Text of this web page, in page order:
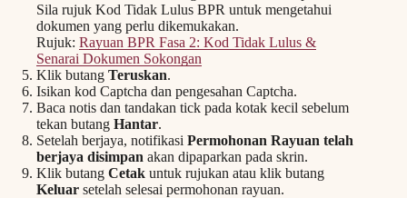
Sila rujuk Kod Tidak Lulus BPR untuk mengetahui
dokumen yang perlu dikemukakan.
Rujuk: Rayuan BPR Fasa 2: Kod Tidak Lulus &
Senarai Dokumen Sokongan
Klik butang Teruskan.
Isikan kod Captcha dan pengesahan Captcha.
Baca notis dan tandakan tick pada kotak kecil sebelum
tekan butang Hantar.
Setelah berjaya, notifikasi Permohonan Rayuan telah
berjaya disimpan akan dipaparkan pada skrin.
Klik butang Cetak untuk rujukan atau klik butang
Keluar setelah selesai permohonan rayuan.